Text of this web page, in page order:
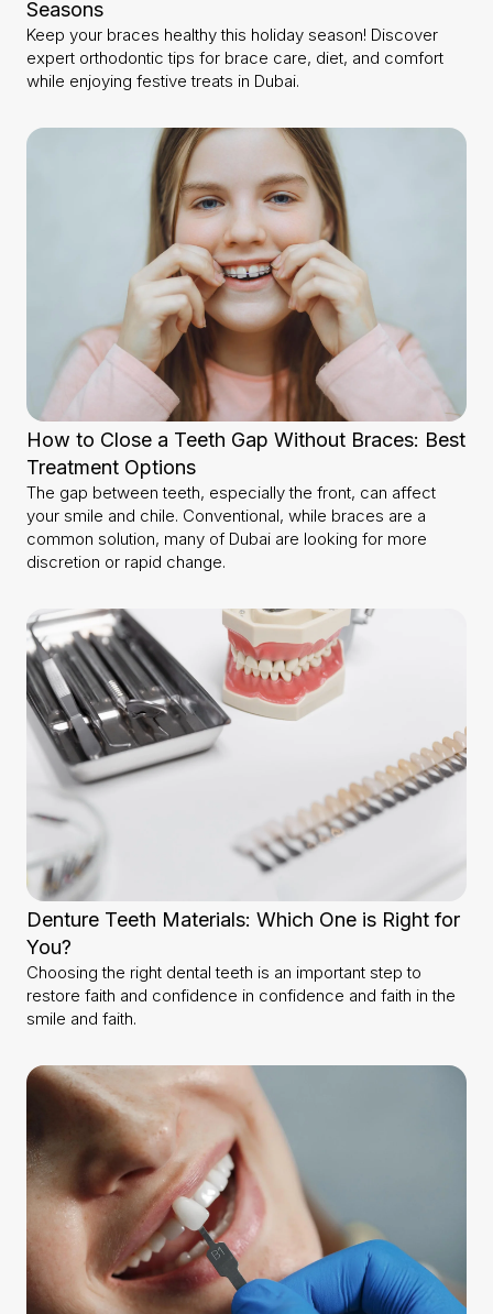
Seasons
Keep your braces healthy this holiday season! Discover
expert orthodontic tips for brace care, diet, and comfort
while enjoying festive treats in Dubai.
How to Close a Teeth Gap Without Braces: Best
Treatment Options
The gap between teeth, especially the front, can affect
your smile and chile. Conventional, while braces are a
common solution, many of Dubai are looking for more
discretion or rapid change.
Denture Teeth Materials: Which One is Right for
You?
Choosing the right dental teeth is an important step to
restore faith and confidence in confidence and faith in the
smile and faith.